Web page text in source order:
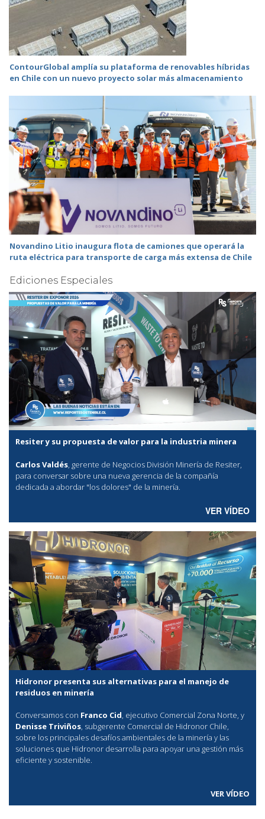
ContourGlobal amplía su plataforma de renovables híbridas
en Chile con un nuevo proyecto solar más almacenamiento
Novandino Litio inaugura flota de camiones que operará la
ruta eléctrica para transporte de carga más extensa de Chile
Ediciones Especiales
Resiter y su propuesta de valor para la industria minera
Carlos Valdés, gerente de Negocios División Minería de Resiter,
para conversar sobre una nueva gerencia de la compañía
dedicada a abordar "los dolores" de la minería.
VER VÍDEO
Hidronor presenta sus alternativas para el manejo de
residuos en minería
Conversamos con Franco Cid, ejecutivo Comercial Zona Norte, y
Denisse Triviños, subgerente Comercial de Hidronor Chile,
sobre los principales desafíos ambientales de la minería y las
soluciones que Hidronor desarrolla para apoyar una gestión más
eficiente y sostenible.
VER VÍDEO